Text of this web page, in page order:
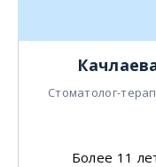
Стоматолог-
Более 11